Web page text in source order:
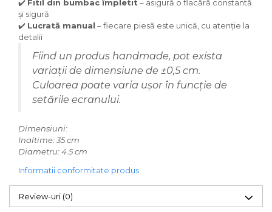
✔️ Fitil din bumbac împletit – asigură o flacără constantă
și sigură
✔️ Lucrată manual – fiecare piesă este unică, cu atenție la
detalii
Fiind un produs handmade, pot exista
variații de dimensiune de ±0,5 cm.
Culoarea poate varia ușor în funcție de
setările ecranului.
Dimensiuni:
Inaltime: 35 cm
Diametru: 4.5 cm
Informatii conformitate produs
Review-uri (0)